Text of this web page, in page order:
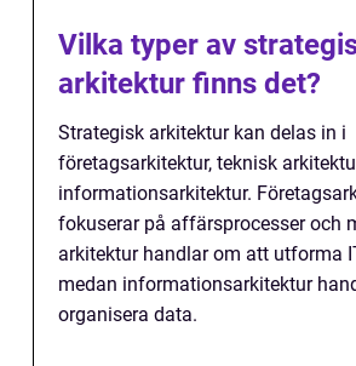
Vilka typer av
arkitektur finns det?
Strategisk arkitektur kan delas in i
företagsarkitektur, teknisk
informationsarkitektur.
fokuserar på affärsprocesser och
arkitektur handlar om att utforma
medan informationsarkitektur
organisera data.